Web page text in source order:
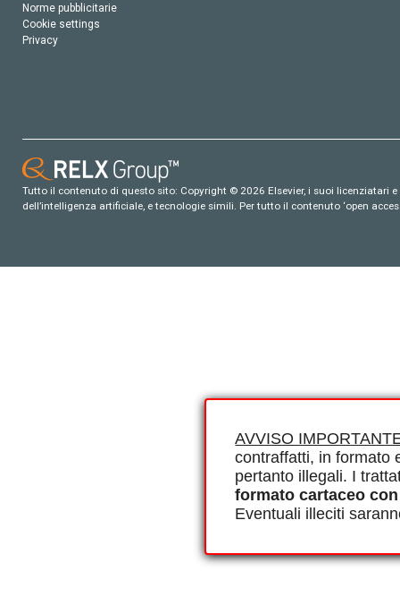
AVVISO
contraffatti, in formato
pertanto illegali. I
formato cartaceo
Eventuali illeciti
Norme pubblicitarie
Cookie settings
Privacy
Tutto il contenuto di questo sito: Copyright © 2026 Elsevier, i suoi
dell’intelligenza artificiale, e tecnologie simili. Per tutto il contenuto ‘open